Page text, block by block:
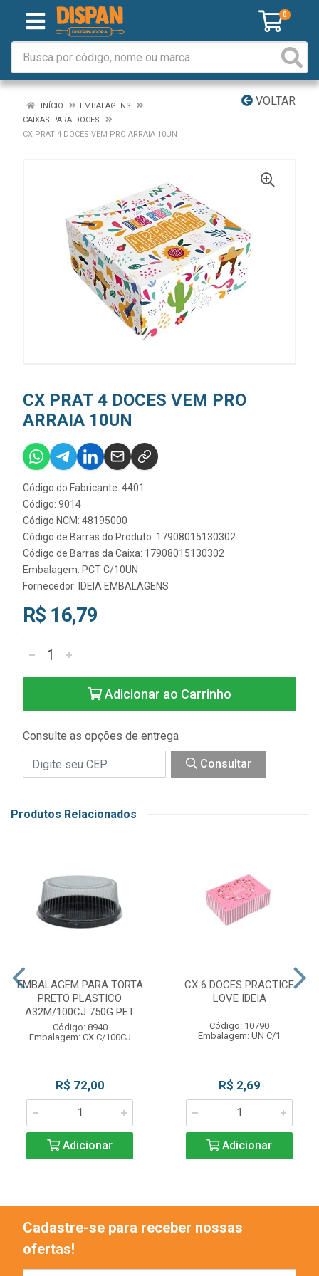
0
VOLTAR
INÍCIO
EMBALAGENS
CAIXAS PARA DOCES
CX PRAT 4 DOCES VEM PRO ARRAIA 10UN
CX PRAT 4 DOCES VEM PRO
ARRAIA 10UN
Código do Fabricante: 4401
Código: 9014
Código NCM: 48195000
Código de Barras do Produto: 17908015130302
Código de Barras da Caixa: 17908015130302
Embalagem: PCT C/10UN
Fornecedor: IDEIA EMBALAGENS
R$ 16,79
Adicionar ao Carrinho
Consulte as opções de entrega
Consultar
Produtos Relacionados
EMBALAGEM PARA TORTA
PRETO PLASTICO
A32M/100CJ 750G PET
Código: 8940
Embalagem: CX C/100CJ
R$ 72,00
Adicionar
CX 6 DOCES PRACTICE
LOVE IDEIA
Código: 10790
Embalagem: UN C/1
R$ 2,69
Adicionar
Cadastre-se para receber nossas
ofertas!